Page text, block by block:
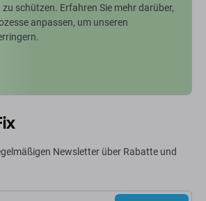
schützen. Erfahren Sie mehr darüber,
anpassen, um unseren
Newsletter über Rabatte und